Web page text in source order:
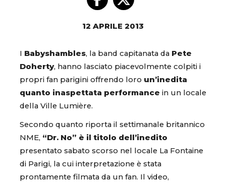
12 APRILE 2013
I Babyshambles, la band capitanata da Pete
Doherty, hanno lasciato piacevolmente colpiti i
propri fan parigini offrendo loro un’inedita
quanto inaspettata performance in un locale
della Ville Lumière.
Secondo quanto riporta il settimanale britannico
NME, “Dr. No” è il titolo dell’inedito
presentato sabato scorso nel locale La Fontaine
di Parigi, la cui interpretazione è stata
prontamente filmata da un fan. Il video,